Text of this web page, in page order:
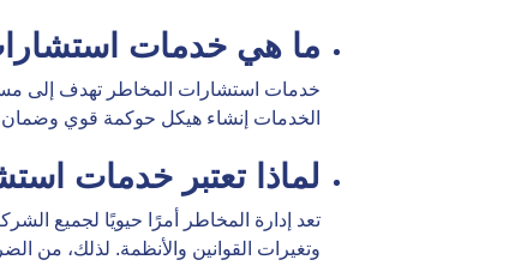
ما هي خدمات
خدمات استشارات المخاطر تهدف إلى
الخدمات إنشاء هيكل حوكمة قوي وضمان
لماذا تعتبر خدمات
تعد إدارة المخاطر أمرًا حيويًا لجميع
وتغيرات القوانين والأنظمة. لذلك، من